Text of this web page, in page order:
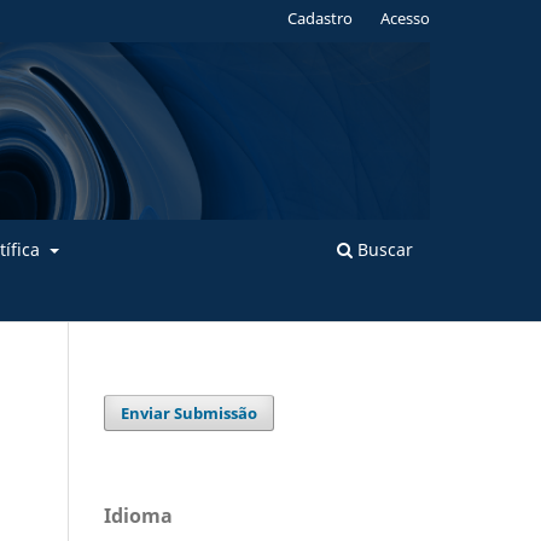
Buscar
Cadastro Acesso
Enviar Submissão
Idioma